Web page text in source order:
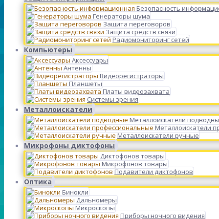
Безопасность
Генераторы шума
Защита переговоров
Защита средств связи
Радиомониторинг сетей
Компьютеры
Аксессуары
Антенны
Видеорегистраторы
Планшеты
Платы видеозахвата
Системы зрения
Металлоискатели
Металлоискатели
Металлоискатели
Металлоискатели ручные
Микрофоны диктофоны
Диктофонов товары
Микрофонов товары
Подавители диктофонов
Оптика
Бинокли
Дальномеры
Микроскопы
Приборы ночного видения